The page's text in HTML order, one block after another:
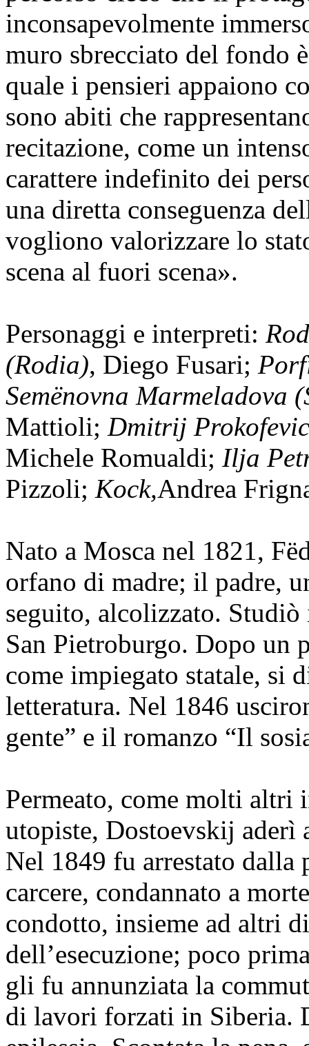
inconsapevolmente
muro sbrecciato del fondo
quale i pensieri appaiono
sono abiti che
recitazione, come un
carattere indefinito dei
una diretta conseguenza
vogliono valorizzare lo
scena al fuori scena».
Personaggi e interpreti:
(Rodia), Diego Fusari;
Semënovna Marmeladova
Mattioli; Dmitrij
Michele Romualdi; Ilja
Pizzoli; Kock,Andrea
Nato a Mosca nel 1821,
orfano di madre; il padre,
seguito, alcolizzato.
San Pietroburgo. Dopo un
come impiegato statale, si
letteratura. Nel 1846
gente” e il romanzo “Il
Permeato, come molti altri
utopiste, Dostoevskij
Nel 1849 fu arrestato
carcere, condannato a
condotto, insieme ad altri
dell’esecuzione; poco
gli fu annunziata la
di lavori forzati in Siberia.